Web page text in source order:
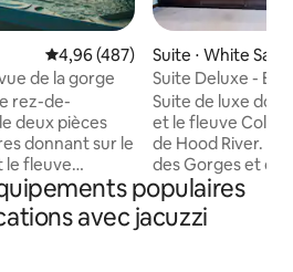
Évaluation moyenne sur la
4,96 (487)
de la gorge
rez-de-
deux pièces
donnant sur le
le fleuve
les kites et
rivière juste en
Station
Suite ⋅ White
Suite Deluxe -
romantique
Suite de luxe
et le fleuve
de Hood River.
des Gorges et
randonnée.
cheminée ;
cuisine
populaires
avec jacuzzi